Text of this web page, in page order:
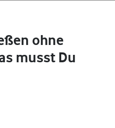
ohne
musst Du